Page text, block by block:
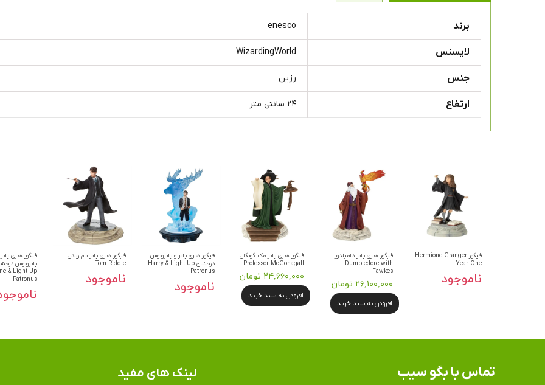
برند enesco
لایسنس WizardingWorld
جنس رزین
ارتفاع ۲۴ سانتی متر
فیگور Hermione Granger
Year One
ناموجود
فیگور هری پاتر دامبلدور
Dumbledore with
Fawkes
۲۶,۱۰۰,۰۰۰ تومان
افزودن به سبد خرید
فیگور هری پاتر مک گونگال
Professor McGonagall
۲۴,۶۶۰,۰۰۰ تومان
افزودن به سبد خرید
فیگور هری پاتر و پاترونوس
درخشان Harry & Light Up
Patronus
ناموجود
فیگور هری پاتر تام ریدل
Tom Riddle
ناموجود
فیگور هری
پاترونوس
& Light Up
Patronus
تماس​​​​​​​ با بگو سیب لینک های مفید